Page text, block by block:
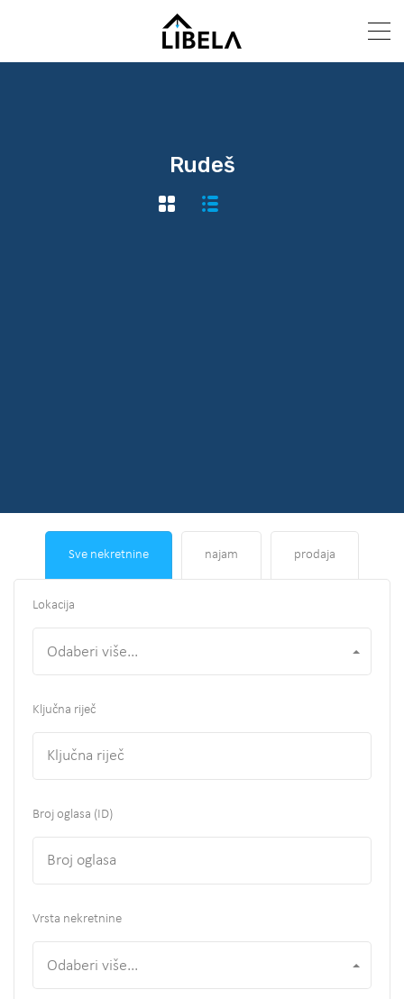
Rudeš
Sve nekretnine najam prodaja
Lokacija
Odaberi više...
Ključna riječ
Broj oglasa (ID)
Vrsta nekretnine
Odaberi više...